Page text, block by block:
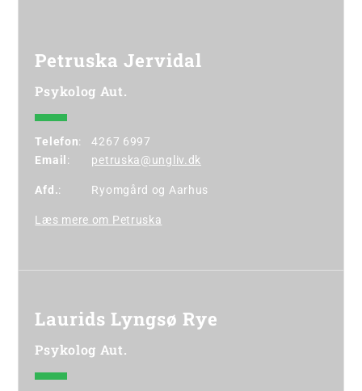
Petruska Jervidal
Psykolog Aut.
Telefon:
4267 6997
Email : petruska@ungliv.dk
Afd.: Ryomgård og Aarhus
Læs mere om Petruska
Laurids Lyngsø Rye
Psykolog Aut.